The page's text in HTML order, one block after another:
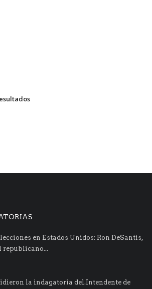
en Estados Unidos: Ron DeSantis,
republicano...
la indagatoria del.Intendente de